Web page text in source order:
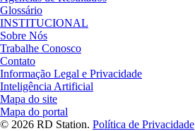
Glossário
INSTITUCIONAL
Sobre Nós
Trabalhe Conosco
Contato
Informação Legal e Privacidade
Inteligência Artificial
Mapa do site
Mapa do portal
© 2026 RD Station. Política de Privacidade